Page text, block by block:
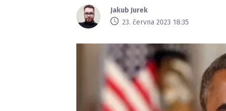
Jakub Jurek
23. června 2023 18:35